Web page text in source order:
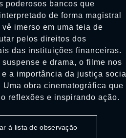
poderosos bancos que
de forma magistral
imerso em uma teia de
pelos direitos dos
das instituições financeiras.
e drama, o filme nos
a importância da justiça social
obra cinematográfica que
reflexões e inspirando ação.
à lista de observação